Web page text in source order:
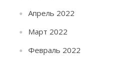
Апрель 2022
Март 2022
Февраль 2022